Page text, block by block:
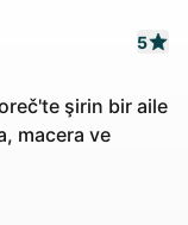
5
şirin bir aile
macera ve